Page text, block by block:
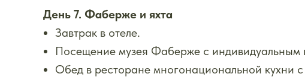
День 7. Фаберже и яхта
Завтрак в отеле.
Посещение музея Фаберже с индивидуальным
Обед в ресторане многонациональной кухни